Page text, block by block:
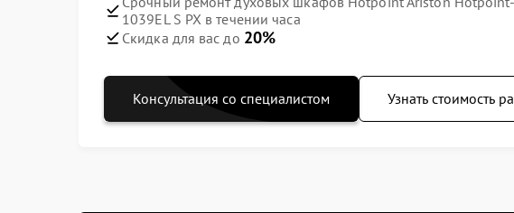
1039EL S PX в течении часа
Скидка для вас до 20%
Консультация со специалистом Узнать стоимость